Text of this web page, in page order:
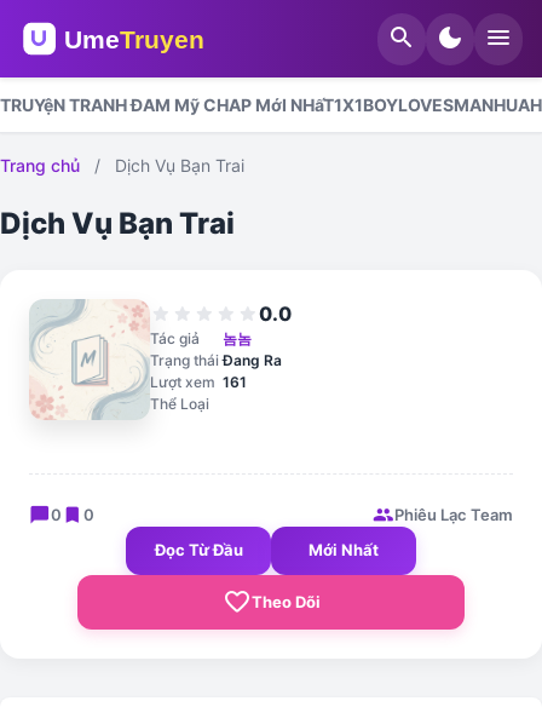
search dark_mode menu
TRUYệN TRANH ĐAM Mỹ CHAP MớI NHấT1X1BOYLOVESMANHUA
Trang chủ / Dịch Vụ Bạn Trai
Dịch Vụ Bạn Trai
star star star star star 0.0
Tác giả
놈놈
Trạng thái Đang Ra
Lượt xem 161
Thể Loại
chat_bubble0 bookmark 0 groupPhiêu Lạc Team
Đọc Từ Đầu
Mới Nhất
favorite_borderTheo Dõi